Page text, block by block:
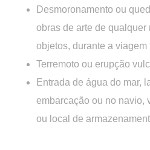
Desmoronamento ou
obras de arte de qualquer
objetos, durante a viagem
Terremoto ou erupção
Entrada de água do mar,
embarcação ou no navio,
ou local de